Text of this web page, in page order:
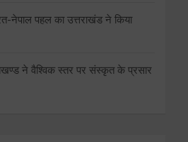
नेपाल पहल का उत्तराखंड ने किया
ने वैश्विक स्तर पर संस्कृत के प्रसार